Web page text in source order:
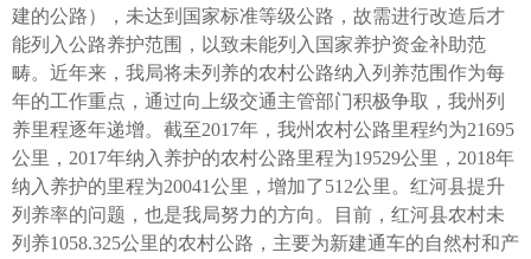
建的公路），未达到国家标准等级公路，故需进行改造后才
能列入公路养护范围，以致未能列入国家养护资金补助范
畴。近年来，我局将未列养的农村公路纳入列养范围作为每
年的工作重点，通过向上级交通主管部门积极争取，我州列
养里程逐年递增。截至2017年，我州农村公路里程约为21695
公里，2017年纳入养护的农村公路里程为19529公里，2018年
纳入养护的里程为20041公里，增加了512公里。红河县提升
列养率的问题，也是我局努力的方向。目前，红河县农村未
列养1058.325公里的农村公路，主要为新建通车的自然村和产